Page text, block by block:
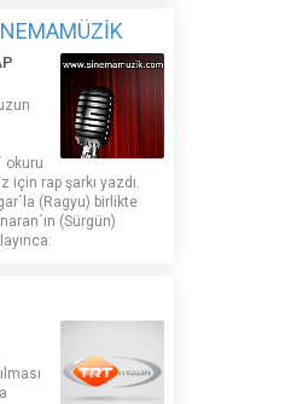
okuru
için rap şarkı yazdı.
(Ragyu) birlikte
(Sürgün)